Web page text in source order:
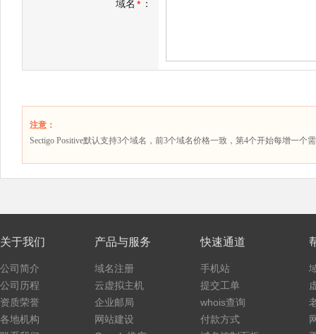
域名 * ：
注意：
Sectigo Positive默认支持3个域名，前3个域名价格一致，第4个开始每增一个
关于我们
公司简介
公司历程
资质荣誉
各地机构
产品与服务
域名注册
云虚拟主机
企业邮局
网站建设
快速通道
手机站
提交工单
whois查询
付款方式